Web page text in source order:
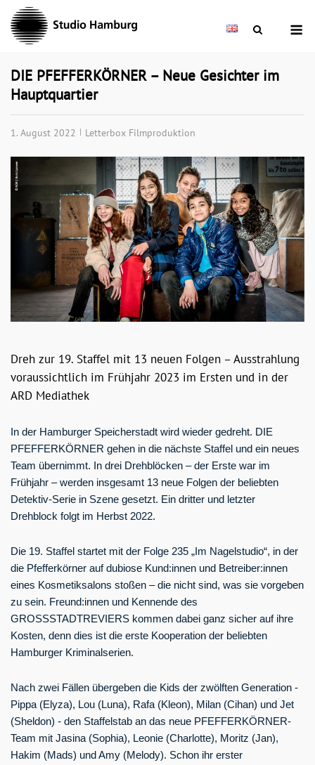
Skip
content
DIE PFEFFERKÖRNER – Neue Gesichter im
Hauptquartier
1. August 2022 Letterbox Filmproduktion
Dreh zur 19. Staffel mit 13 neuen Folgen – Ausstrahlung
voraussichtlich im Frühjahr 2023 im Ersten und in der
ARD Mediathek
In der Hamburger Speicherstadt wird wieder gedreht. DIE
PFEFFERKÖRNER gehen in die nächste Staffel und ein neues
Team übernimmt. In drei Drehblöcken – der Erste war im
Frühjahr – werden insgesamt 13 neue Folgen der beliebten
Detektiv-Serie in Szene gesetzt. Ein dritter und letzter
Drehblock folgt im Herbst 2022.
Die 19. Staffel startet mit der Folge 235 „Im Nagelstudio“, in der
die Pfefferkörner auf dubiose Kund:innen und Betreiber:innen
eines Kosmetiksalons stoßen – die nicht sind, was sie vorgeben
zu sein. Freund:innen und Kennende des
GROSSSTADTREVIERS kommen dabei ganz sicher auf ihre
Kosten, denn dies ist die erste Kooperation der beliebten
Hamburger Kriminalserien.
Nach zwei Fällen übergeben die Kids der zwölften Generation -
Pippa (Elyza), Lou (Luna), Rafa (Kleon), Milan (Cihan) und Jet
(Sheldon) - den Staffelstab an das neue PFEFFERKÖRNER-
Team mit Jasina (Sophia), Leonie (Charlotte), Moritz (Jan),
Hakim (Mads) und Amy (Melody). Schon ihr erster